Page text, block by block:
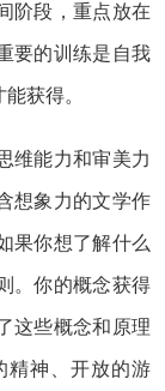
阶段，重点放在
要的训练是自我
获得。
维能力和审美力
想象力的文学作
果你想了解什么
。你的概念获得
这些概念和原理
精神、开放的游